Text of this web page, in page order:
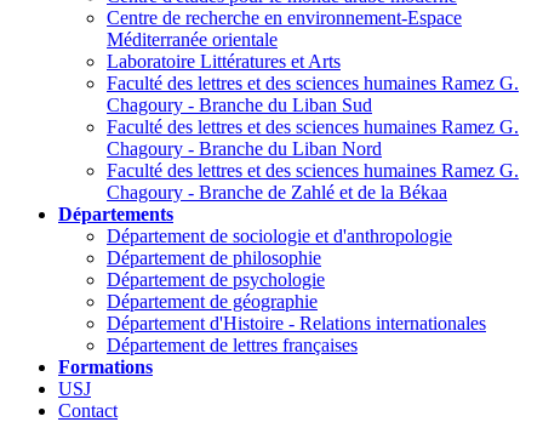
Centre de recherche en environnement-Espace
Méditerranée orientale
Laboratoire Littératures et Arts
Faculté des lettres et des sciences humaines Ramez G.
Chagoury - Branche du Liban Sud
Faculté des lettres et des sciences humaines Ramez G.
Chagoury - Branche du Liban Nord
Faculté des lettres et des sciences humaines Ramez G.
Chagoury - Branche de Zahlé et de la Békaa
Départements
Département de sociologie et d'anthropologie
Département de philosophie
Département de psychologie
Département de géographie
Département d'Histoire - Relations internationales
Département de lettres françaises
Formations
USJ
Contact